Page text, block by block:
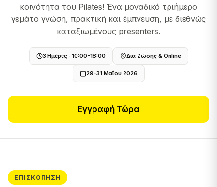
κοινότητα του Pilates! Ένα μοναδικό τριήμερο
γεμάτο γνώση, πρακτική και έμπνευση, με διεθνώς
καταξιωμένους presenters.
3 Ημέρες · 10:00-18:00 Δια Ζώσης & Online
29-31 Μαΐου 2026
Εγγραφή Τώρα
ΕΠΙΣΚΌΠΗΣΗ